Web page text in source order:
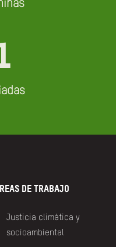
de trabajo
Justicia climática y
socioambiental